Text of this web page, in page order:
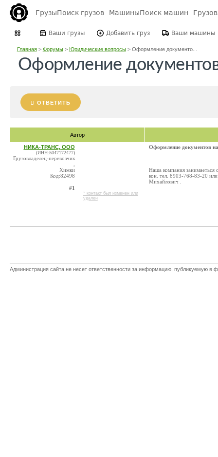
ГрузыПоиск грузов МашиныПоиск машин
Ваши грузы Добавить груз Ваши машины
Главная> Форумы> Юридические вопросы> Оформление документо...
Оформление
ОТВЕТИТЬ
Автор
НИКА-ТРАНС, ООО
(ИНН:5047172477)
Грузовладелец-перевозчик
Химки
Код:82498
#1
* контакт был изменен или
удален
Оформление документов
Наша компания занимаеться
кон. тел. 8903-768-83-20
Михайлович .
Администрация сайта не несет ответственности за информацию, публикуемую